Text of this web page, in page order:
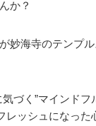
か？
妙海寺のテンプ
づく”マインドフ
レッシュになった